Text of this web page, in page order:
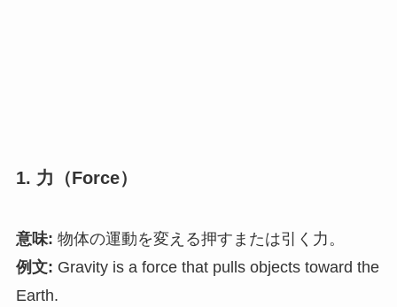
1. 力（Force）
意味: 物体の運動を変える押すまたは引く力。
例文: Gravity is a force that pulls objects toward the
Earth.